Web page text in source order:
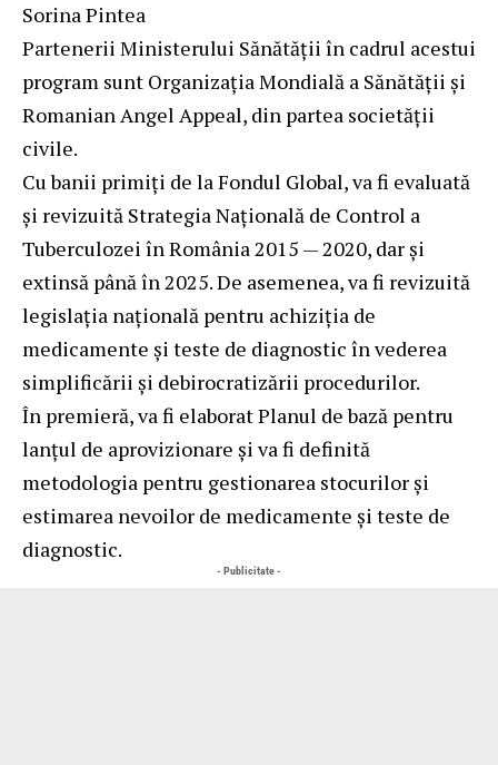
Sorina Pintea
Partenerii Ministerului Sănătății în cadrul acestui
program sunt Organizația Mondială a Sănătății și
Romanian Angel Appeal, din partea societății
civile.
Cu banii primiți de la Fondul Global, va fi evaluată
și revizuită Strategia Națională de Control a
Tuberculozei în România 2015 — 2020, dar și
extinsă până în 2025. De asemenea, va fi revizuită
legislația națională pentru achiziția de
medicamente și teste de diagnostic în vederea
simplificării și debirocratizării procedurilor.
În premieră, va fi elaborat Planul de bază pentru
lanțul de aprovizionare și va fi definită
metodologia pentru gestionarea stocurilor și
estimarea nevoilor de medicamente și teste de
diagnostic.
- Publicitate -